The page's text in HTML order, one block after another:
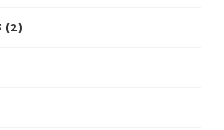
(2)